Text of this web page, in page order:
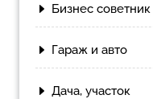
Бизнес советник
Гараж и авто
Дача, участок